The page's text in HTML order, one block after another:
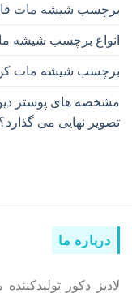
برچسب شیشه مات
انواع برچسب شیشه
برچسب شیشه مات
مشخصه های پوستر
تصویر نهایی می گذارد؟
درباره ما
لادیز دکور